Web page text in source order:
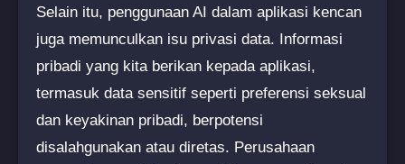
Selain itu, penggunaan AI dalam aplikasi kencan
juga memunculkan isu privasi data. Informasi
pribadi yang kita berikan kepada aplikasi,
termasuk data sensitif seperti preferensi seksual
dan keyakinan pribadi, berpotensi
disalahgunakan atau diretas. Perusahaan